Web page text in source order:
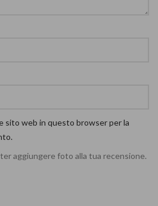
sito web in questo browser per la
aggiungere foto alla tua recensione.